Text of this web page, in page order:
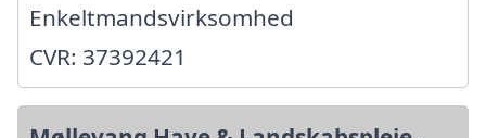
Enkeltmandsvirksomhed
CVR: 37392421